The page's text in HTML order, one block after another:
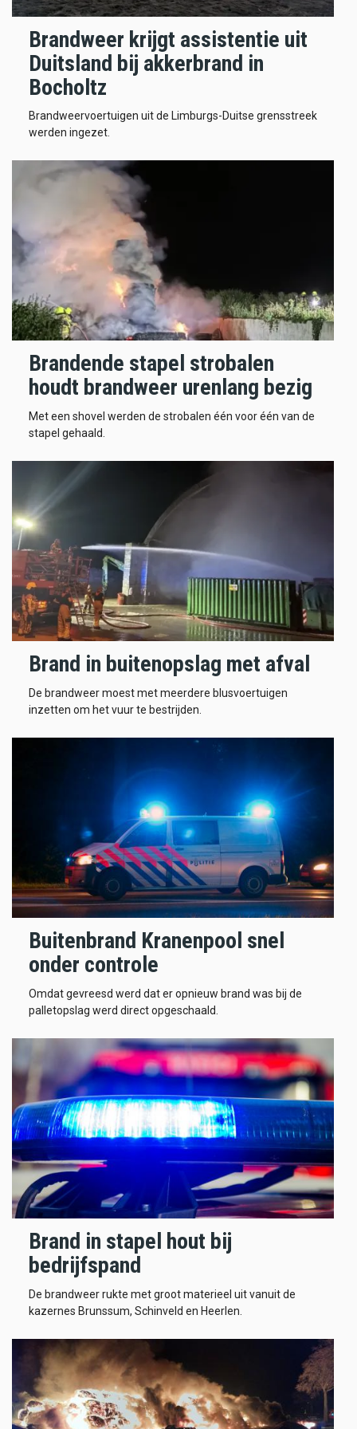
Brandweer krijgt assistentie uit
Duitsland bij akkerbrand in
Bocholtz
Brandweervoertuigen uit de Limburgs-Duitse grensstreek
werden ingezet.
Brandende stapel strobalen
houdt brandweer urenlang bezig
Met een shovel werden de strobalen één voor één van de
stapel gehaald.
Brand in buitenopslag met afval
De brandweer moest met meerdere blusvoertuigen
inzetten om het vuur te bestrijden.
Buitenbrand Kranenpool snel
onder controle
Omdat gevreesd werd dat er opnieuw brand was bij de
palletopslag werd direct opgeschaald.
Brand in stapel hout bij
bedrijfspand
De brandweer rukte met groot materieel uit vanuit de
kazernes Brunssum, Schinveld en Heerlen.